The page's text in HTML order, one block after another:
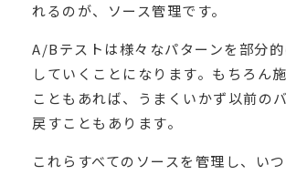
れるのが、ソース管理です。
A/Bテストは様々なパターンを部分
していくことになります。もちろん
こともあれば、うまくいかず以前の
戻すこともあります。
これらすべてのソースを管理し、い